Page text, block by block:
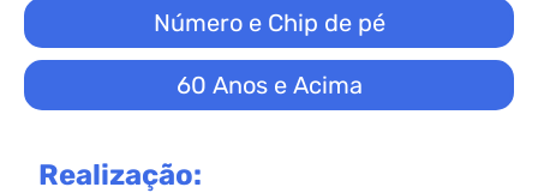
Número e Chip de pé
60 Anos e Acima
Realização: